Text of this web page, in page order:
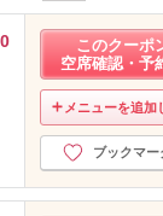
2023年7月分（21）
2023年6月分（18）
2023年5月分（22）
2023年4月分 （6）
2023年3月分（12）
2023年2月分 （36）
2023年1月分（26）
このクーポ
空席確認・予
メニューを追加
ブックマー